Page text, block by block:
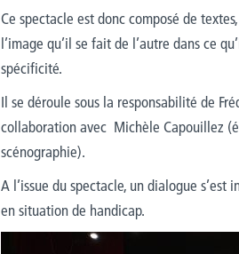
Ce spectacle est donc composé de
l’image qu’il se fait de l’autre dans ce
spécificité.
Il se déroule sous la responsabilité de
collaboration avec Michèle Capouillez
scénographie).
A l’issue du spectacle, un dialogue
en situation de handicap.